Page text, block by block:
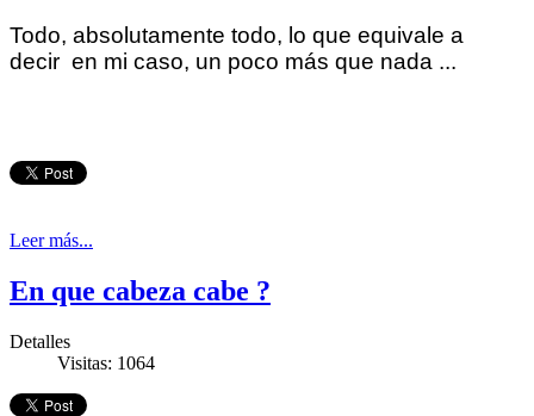
Todo, absolutamente todo, lo que equivale a
decir en mi caso, un poco más que nada ...
Leer más...
En que cabeza cabe ?
Detalles
Visitas: 1064